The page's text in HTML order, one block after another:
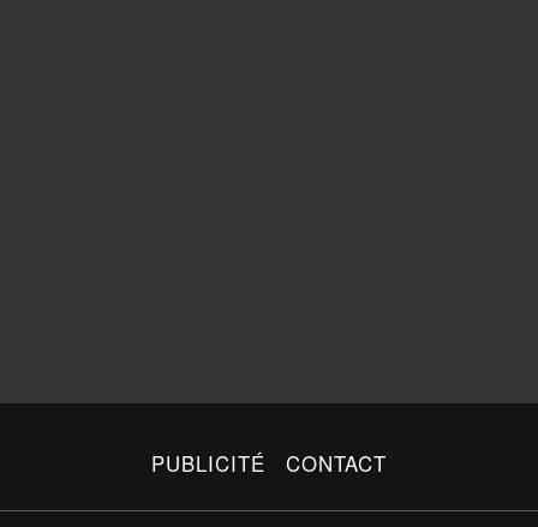
PUBLICITÉ CONTACT